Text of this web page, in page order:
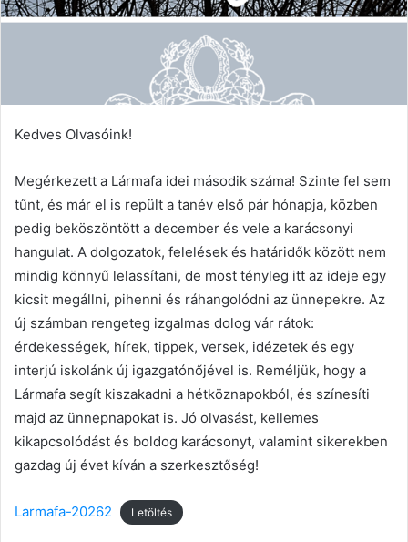
Kedves Olvasóink!
Megérkezett a Lármafa idei második száma! Szinte fel sem
tűnt, és már el is repült a tanév első pár hónapja, közben
pedig beköszöntött a december és vele a karácsonyi
hangulat. A dolgozatok, felelések és határidők között nem
mindig könnyű lelassítani, de most tényleg itt az ideje egy
kicsit megállni, pihenni és ráhangolódni az ünnepekre. Az
új számban rengeteg izgalmas dolog vár rátok:
érdekességek, hírek, tippek, versek, idézetek és egy
interjú iskolánk új igazgatónőjével is. Reméljük, hogy a
Lármafa segít kiszakadni a hétköznapokból, és színesíti
majd az ünnepnapokat is. Jó olvasást, kellemes
kikapcsolódást és boldog karácsonyt, valamint sikerekben
gazdag új évet kíván a szerkesztőség!
Larmafa-20262 Letöltés